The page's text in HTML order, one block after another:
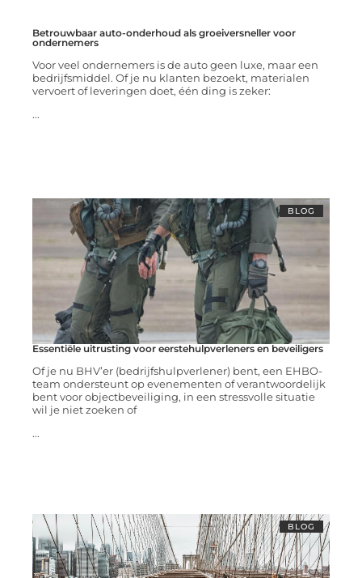
Betrouwbaar auto-onderhoud als groeiversneller voor
ondernemers
Voor veel ondernemers is de auto geen luxe, maar een
bedrijfsmiddel. Of je nu klanten bezoekt, materialen
vervoert of leveringen doet, één ding is zeker:
...
BLOG
Essentiële uitrusting voor eerstehulpverleners en beveiligers
Of je nu BHV’er (bedrijfshulpverlener) bent, een EHBO-
team ondersteunt op evenementen of verantwoordelijk
bent voor objectbeveiliging, in een stressvolle situatie
wil je niet zoeken of
...
BLOG